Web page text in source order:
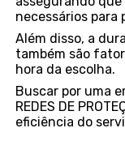
necessários
Além disso, a
também são
hora da escolha.
Buscar por uma
REDES DE
eficiência do